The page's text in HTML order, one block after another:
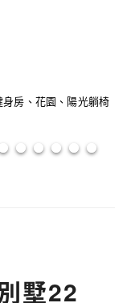
房、花園、陽光躺椅
墅22